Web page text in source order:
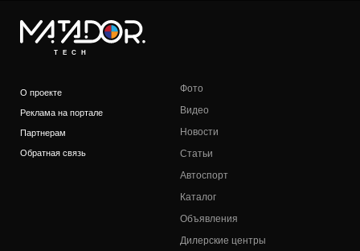
TECH
О проекте
Реклама на портале
Партнерам
Обратная связь
Фото
Видео
Новости
Статьи
Автоспорт
Каталог
Объявления
Дилерские центры